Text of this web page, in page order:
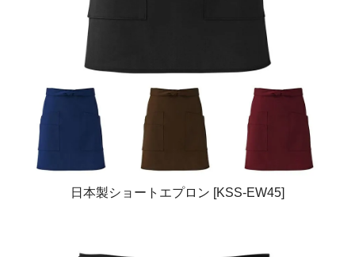
日本製ショートエプロン [KSS-EW45]